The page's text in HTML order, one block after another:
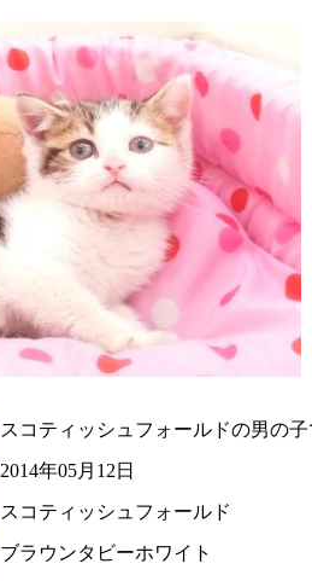
スコティッシュフォールドの男の
2014年05月12日
スコティッシュフォールド
ブラウンタビーホワイト